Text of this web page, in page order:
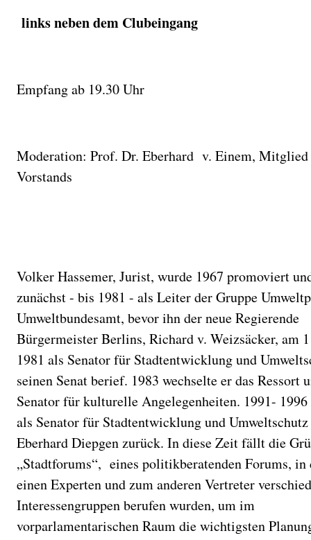
links neben dem Clubeingang
Empfang ab 19.30 Uhr
Moderation: Prof. Dr. Eberhard v. Einem, Mitglied
Vorstands
Volker Hassemer, Jurist, wurde 1967 promoviert
zunächst - bis 1981 - als Leiter der Gruppe
Umweltbundesamt, bevor ihn der neue Regierende
Bürgermeister Berlins, Richard v. Weizsäcker, am
1981 als Senator für Stadtentwicklung und
seinen Senat berief. 1983 wechselte er das Ressort
Senator für kulturelle Angelegenheiten. 1991-
als Senator für Stadtentwicklung und
Eberhard Diepgen zurück. In diese Zeit fällt die
„Stadtforums“, eines politikberatenden Forums, in
einen Experten und zum anderen Vertreter
Interessengruppen berufen wurden, um im
vorparlamentarischen Raum die wichtigsten